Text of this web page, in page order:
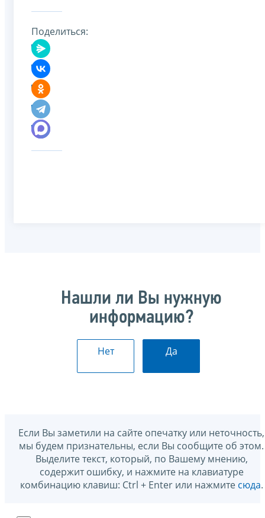
Поделиться:
Нашли ли Вы нужную
информацию?
Нет Да
Если Вы заметили на сайте опечатку или неточность,
мы будем признательны, если Вы сообщите об этом.
Выделите текст, который, по Вашему мнению,
содержит ошибку, и нажмите на клавиатуре
комбинацию клавиш: Ctrl + Enter или нажмите сюда.